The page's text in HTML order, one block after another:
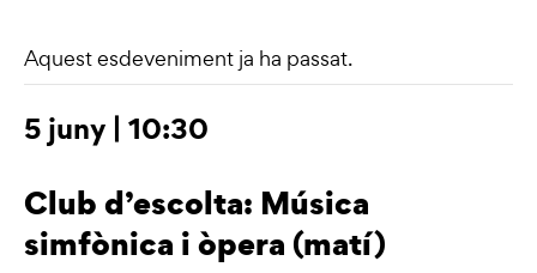
Aquest esdeveniment ja ha passat.
5 juny | 10:30
Club d’escolta: Música
simfònica i òpera (matí)